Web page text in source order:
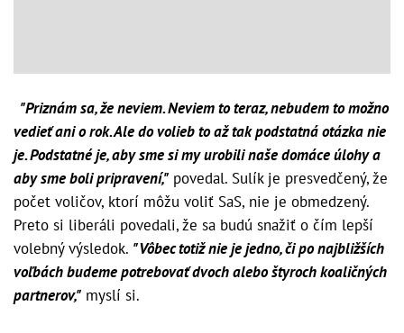
"Priznám sa, že neviem. Neviem to teraz, nebudem to možno
vedieť ani o rok. Ale do volieb to až tak podstatná otázka nie
je. Podstatné je, aby sme si my urobili naše domáce úlohy a
aby sme boli pripravení," povedal. Sulík je presvedčený, že
počet voličov, ktorí môžu voliť SaS, nie je obmedzený.
Preto si liberáli povedali, že sa budú snažiť o čím lepší
volebný výsledok. "Vôbec totiž nie je jedno, či po najbližších
voľbách budeme potrebovať dvoch alebo štyroch koaličných
partnerov," myslí si.